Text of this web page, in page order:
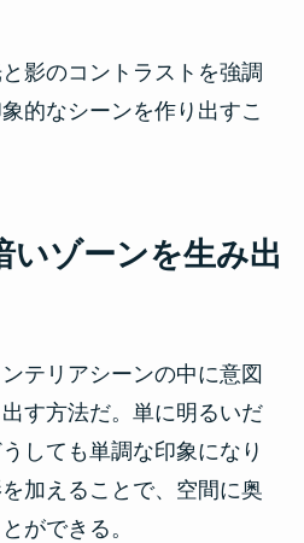
影のコントラストを強調
的なシーンを作り出すこ
いゾーンを生み出
テリアシーンの中に意図
す方法だ。単に明るいだ
しても単調な印象になり
加えることで、空間に奥
ができる。